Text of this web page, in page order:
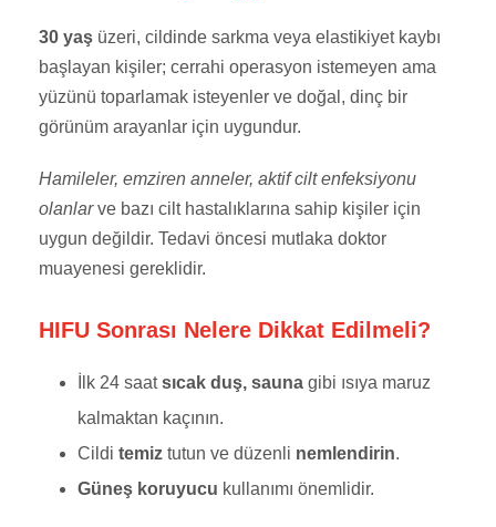
30 yaş üzeri, cildinde sarkma veya elastikiyet kaybı
başlayan kişiler; cerrahi operasyon istemeyen ama
yüzünü toparlamak isteyenler ve doğal, dinç bir
görünüm arayanlar için uygundur.
Hamileler, emziren anneler, aktif cilt enfeksiyonu
olanlarve bazı cilt hastalıklarına sahip kişiler için
uygun değildir. Tedavi öncesi mutlaka doktor
muayenesi gereklidir.
HIFU Sonrası Nelere Dikkat Edilmeli?
İlk 24 saatsıcak duş, sauna gibi ısıya maruz
kalmaktan kaçının.
Cildi temiz tutun ve düzenli nemlendirin.
Güneş koruyucu kullanımı önemlidir.